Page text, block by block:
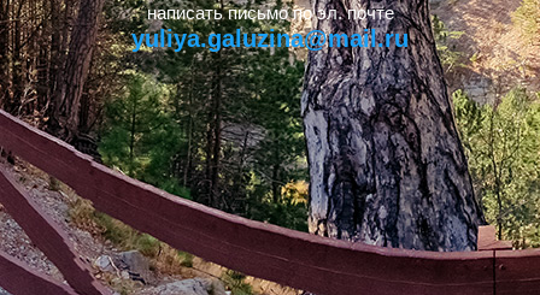
написать письмо по эл. почте
yuliya.galuzina@mail.ru